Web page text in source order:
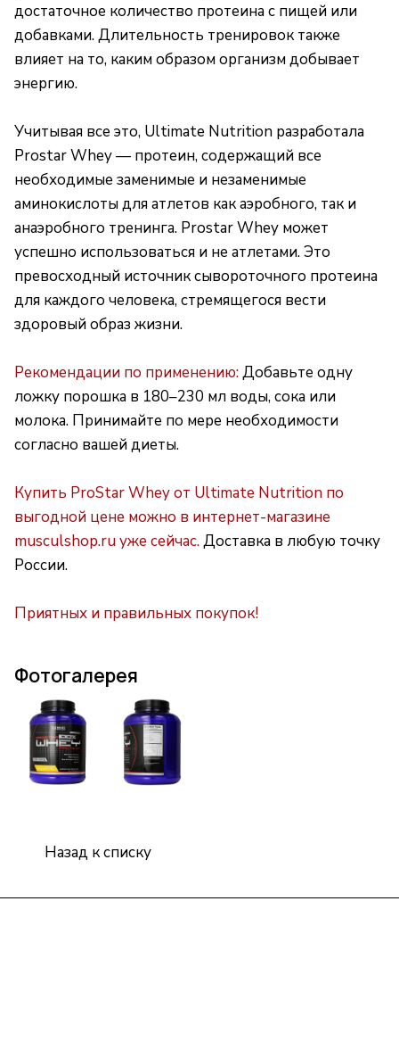
достаточное количество протеина с пищей или
добавками. Длительность тренировок также
влияет на то, каким образом организм добывает
энергию.
Учитывая все это, Ultimate Nutrition разработала
Prostar Whey — протеин, содержащий все
необходимые заменимые и незаменимые
аминокислоты для атлетов как аэробного, так и
анаэробного тренинга. Prostar Whey может
успешно использоваться и не атлетами. Это
превосходный источник сывороточного протеина
для каждого человека, стремящегося вести
здоровый образ жизни.
Рекомендации по применению:Добавьте одну
ложку порошка в 180–230 мл воды, сока или
молока. Принимайте по мере необходимости
согласно вашей диеты.
Купить ProStar Whey от Ultimate Nutrition по
выгодной цене можно в интернет-магазине
musculshop.ru уже сейчас.Доставка в любую точку
России.
Приятных и правильных покупок!
Фотогалерея
Назад к списку